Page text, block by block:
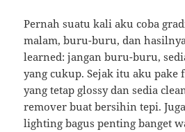
Pernah suatu kali aku coba
malam, buru-buru, dan
learned: jangan buru-buru,
yang cukup. Sejak itu aku pake
yang tetap glossy dan sedia
remover buat bersihin tepi.
lighting bagus penting banget